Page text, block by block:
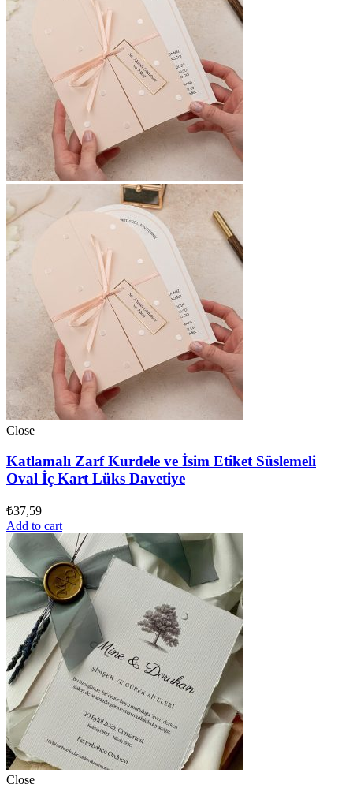
Close
Katlamalı Zarf Kurdele ve İsim Etiket Süslemeli
Oval İç Kart Lüks Davetiye
₺37,59
Add to cart
Close